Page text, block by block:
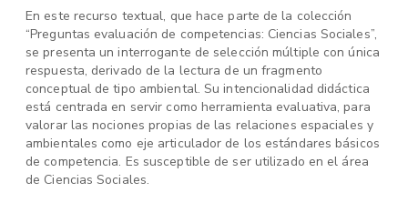
En este recurso textual, que hace parte de la colección
“Preguntas evaluación de competencias: Ciencias Sociales”,
se presenta un interrogante de selección múltiple con única
respuesta, derivado de la lectura de un fragmento
conceptual de tipo ambiental. Su intencionalidad didáctica
está centrada en servir como herramienta evaluativa, para
valorar las nociones propias de las relaciones espaciales y
ambientales como eje articulador de los estándares básicos
de competencia. Es susceptible de ser utilizado en el área
de Ciencias Sociales.